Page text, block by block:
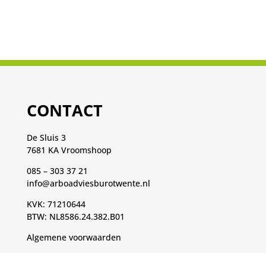
CONTACT
De Sluis 3
7681 KA Vroomshoop
085 – 303 37 21
info@arboadviesburotwente.nl
KVK: 71210644
BTW: NL8586.24.382.B01
Algemene voorwaarden